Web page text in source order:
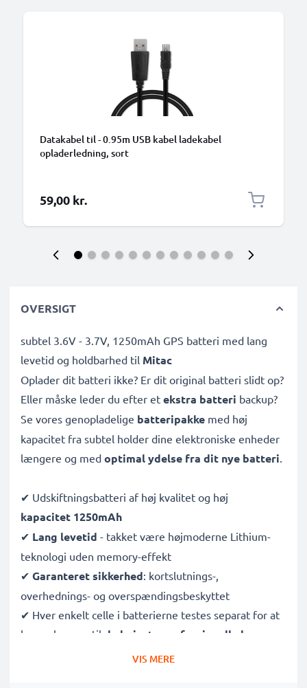
Datakabel til - 0.95m USB kabel ladekabel
opladerledning, sort
59,00 kr.
OVERSIGT
subtel 3.6V - 3.7V, 1250mAh GPS batteri med lang
levetid og holdbarhed til Mitac
Oplader dit batteri ikke? Er dit original batteri slidt op?
Eller måske leder du efter et ekstra batteri backup?
Se vores genopladelige batteripakke med høj
kapacitet fra subtel holder dine elektroniske enheder
længere og med optimal ydelse fra dit nye batteri.
✔ Udskiftningsbatteri af høj kvalitet og høj
kapacitet 1250mAh
✔ Lang levetid - takket være højmoderne Lithium-
teknologi uden memory-effekt
✔ Garanteret sikkerhed: kortslutnings-,
overhednings- og overspændingsbeskyttet
✔ Hver enkelt celle i batterierne testes separat for at
kunne leve op til de højeste professionelle krav
100% kompatibel udskiftning
VIS MERE